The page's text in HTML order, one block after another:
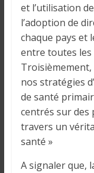
et l’utilisation
l’adoption de
chaque pays et
entre toutes
Troisièmement,
nos stratégies
de santé
centrés sur des
travers un
santé »
A signaler que,